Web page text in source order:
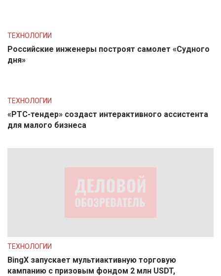
ТЕХНОЛОГИИ
Российские инженеры построят самолет «Судного
дня»
ТЕХНОЛОГИИ
«РТС-тендер» создаст интерактивного ассистента
для малого бизнеса
ТЕХНОЛОГИИ
BingX запускает мультиактивную торговую
кампанию с призовым фондом 2 млн USDT,